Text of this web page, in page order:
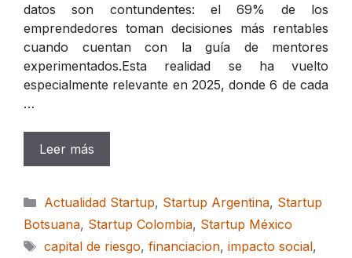
datos son contundentes: el 69% de los
emprendedores toman decisiones más rentables
cuando cuentan con la guía de mentores
experimentados.Esta realidad se ha vuelto
especialmente relevante en 2025, donde 6 de cada
…
Leer más
Categorías
Actualidad Startup, Startup Argentina, Startup
Botsuana, Startup Colombia, Startup México
Etiquetas
capital de riesgo, financiacion, impacto social,